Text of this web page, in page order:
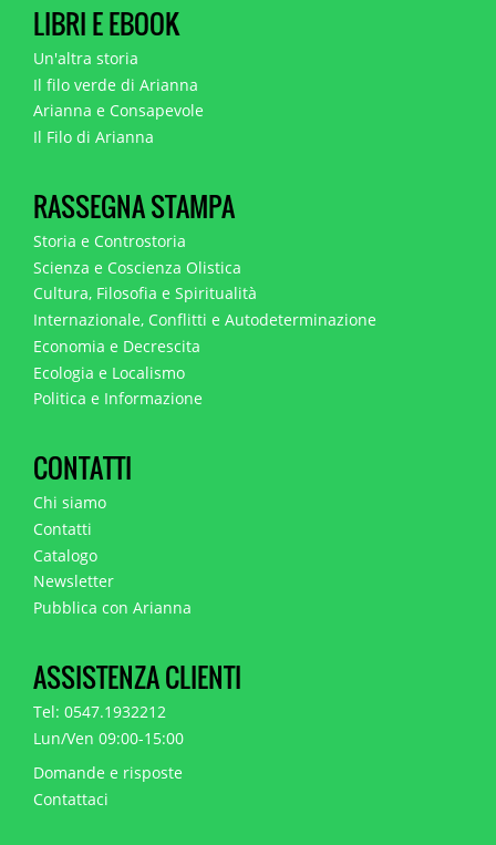
LIBRI E EBOOK
Un'altra storia
Il filo verde di Arianna
Arianna e Consapevole
Il Filo di Arianna
RASSEGNA STAMPA
Storia e Controstoria
Scienza e Coscienza Olistica
Cultura, Filosofia e Spiritualità
Internazionale, Conflitti e Autodeterminazione
Economia e Decrescita
Ecologia e Localismo
Politica e Informazione
CONTATTI
Chi siamo
Contatti
Catalogo
Newsletter
Pubblica con Arianna
ASSISTENZA CLIENTI
Tel: 0547.1932212
Lun/Ven 09:00-15:00
Domande e risposte
Contattaci